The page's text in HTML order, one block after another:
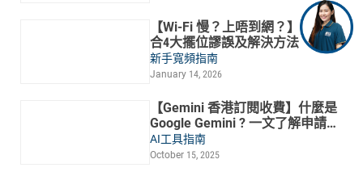
【Wi-Fi 慢？上唔到網？】一文整
合4大擺位謬誤及解決方法
新手寬頻指南
January 14, 2026
【Gemini 香港訂閱收費】什麼是
Google Gemini ? 一文了解申請方
法及4大功能
AI工具指南
October 15, 2025